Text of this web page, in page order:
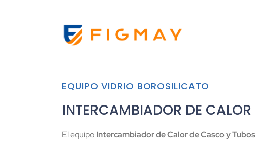
EQUIPO VIDRIO BOROSILICATO
INTERCAMBIADOR DE CALOR
El equipoIntercambiador de Calor de Casco y Tubos